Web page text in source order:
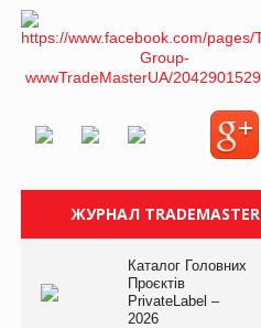
ЖУРНАЛ TRADEMASTER
Каталог Головних
Проєктів
PrivateLabel –
2026